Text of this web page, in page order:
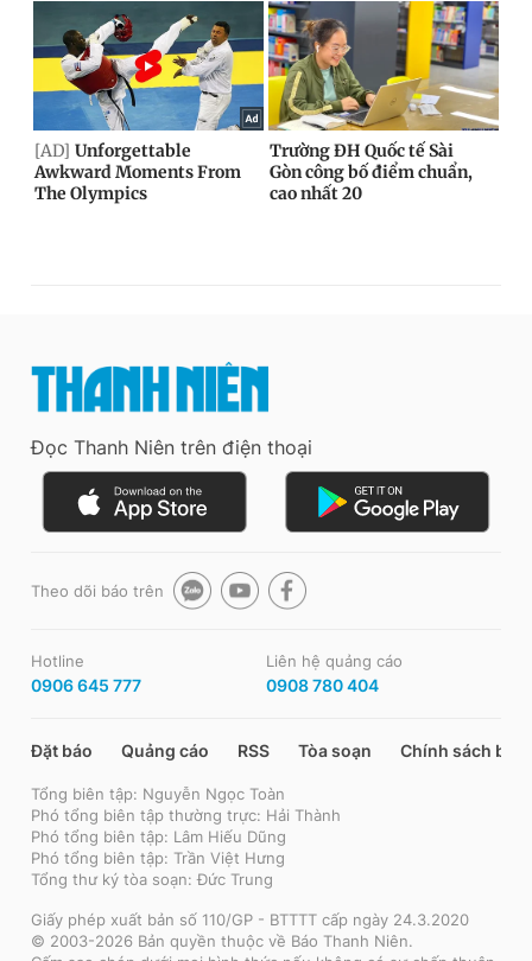
Đọc Thanh Niên trên điện thoại
Theo dõi báo trên
Hotline
0906 645 777
Liên hệ quảng cáo
0908 780 404
Đặt báo Quảng cáo RSS Tòa soạn Chính sách bảo
Tổng biên tập: Nguyễn Ngọc Toàn
Phó tổng biên tập thường trực: Hải Thành
Phó tổng biên tập: Lâm Hiếu Dũng
Phó tổng biên tập: Trần Việt Hưng
Tổng thư ký tòa soạn: Đức Trung
Giấy phép xuất bản số 110/GP - BTTTT cấp ngày 24.3.2020
© 2003-2026 Bản quyền thuộc về Báo Thanh Niên.